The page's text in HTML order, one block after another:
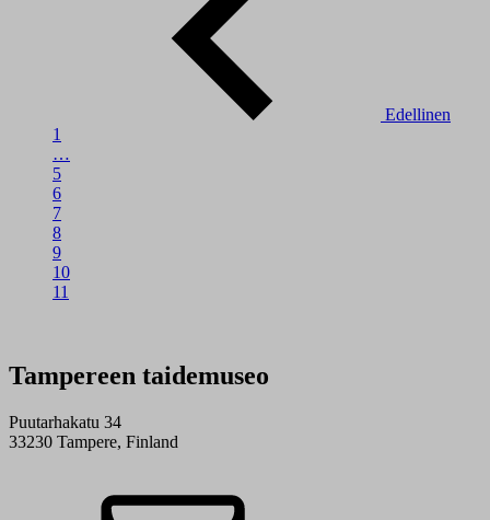
Edellinen
1
…
5
6
7
8
9
10
11
Tampereen taidemuseo
Puutarhakatu 34
33230 Tampere, Finland